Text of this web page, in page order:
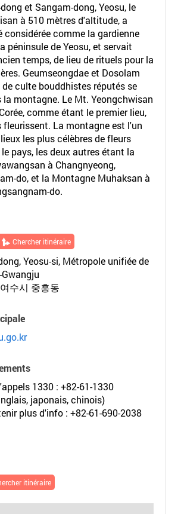
et Sangam-dong, Yeosu, le
à 510 mètres d'altitude, a
considérée comme la gardienne
péninsule de Yeosu, et servait
temps, de lieu de rituels pour la
Geumseongdae et Dosolam
culte bouddhistes réputés se
montagne. Le Mt. Yeongchwisan
comme étant le premier lieu,
fleurissent. La montagne est l'un
les plus célèbres de fleurs
pays, les deux autres étant la
à Changnyeong,
do, et la Montagne Muhaksan à
do.
Chercher itinéraire
Yeosu-si, Métropole unifiée de
수시 중흥동
1330 : +82-61-1330
japonais, chinois)
plus d'info : +82-61-690-2038
itinéraire